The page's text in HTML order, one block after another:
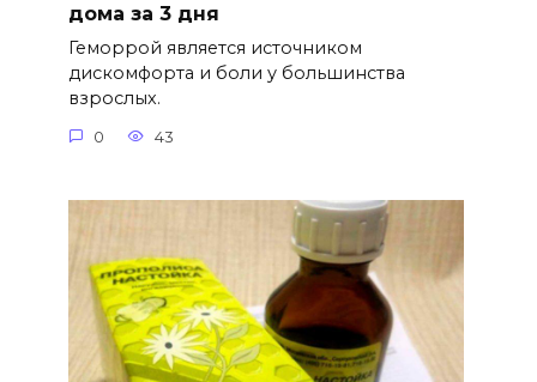
дома за 3 дня
Геморрой является источником
дискомфорта и боли у большинства
взрослых.
0 43